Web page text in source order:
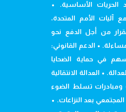
الحريات الأساسية. •
آليات الأمم المتحدة،
من أجل الدفع نحو
• الدعم القانوني:
في حماية الضحايا
• العدالة الانتقالية
ومبادرات تسلط الضوء
بعد النزاعات. •